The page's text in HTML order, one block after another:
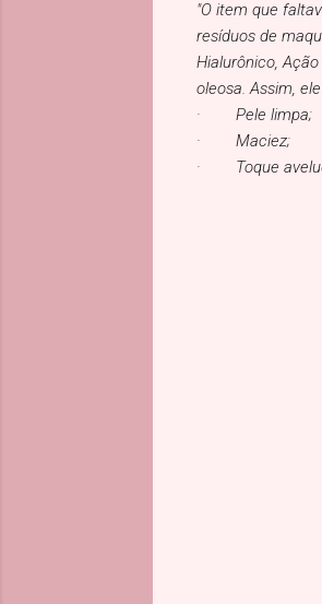
"O item que
resíduos de
Hialurônico,
oleosa. Assim,
· Pele limpa;
· Maciez;
· Toque